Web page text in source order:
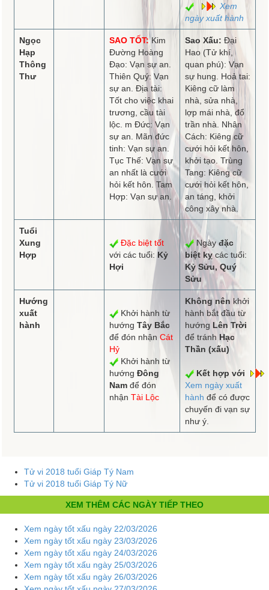
Xem
ngày xuất hành
Ngọc
Hạp
Thông
Thư
SAO TỐT:Kim
Đường Hoàng
Đạo: Vạn sự an.
Thiên Quý: Vạn
sự an. Địa tài:
Tốt cho việc khai
trương, cầu tài
lộc. m Đức: Vạn
sự an. Mãn đức
tinh: Vạn sự an.
Tục Thế: Vạn sự
an nhất là cưới
hỏi kết hôn. Tam
Hợp: Vạn sự an.
Sao Xấu: Đại
Hao (Tử khí,
quan phú): Vạn
sự hung. Hoả tai:
Kiêng cữ làm
nhà, sửa nhà,
lợp mái nhà, đổ
trần nhà. Nhân
Cách: Kiêng cữ
cưới hỏi kết hôn,
khởi tạo. Trùng
Tang: Kiêng cữ
cưới hỏi kết hôn,
an táng, khởi
công xây nhà.
Tuổi
Xung
Hợp
Đặc biệt tốt
với các tuổi:Kỷ
Hợi
Ngàyđặc
biệt kỵcác tuổi:
Kỷ Sửu, Quý
Sửu
Hướng
xuất
hành
Khởi hành từ
hướng Tây Bắc
để đón nhận Cát
Hỷ
Khởi hành từ
hướng Đông
Namđể đón
nhận Tài Lộc
Không nên khởi
hành bắt đầu từ
hướng Lên Trời
để tránh Hạc
Thần (xấu)
Kết hợp với
Xem ngày xuất
hành để có được
chuyến đi vạn sự
như ý.
Tử vi 2018 tuổi Giáp Tý Nam
Tử vi 2018 tuổi Giáp Tý Nữ
XEM THÊM CÁC NGÀY TIẾP THEO
Xem ngày tốt xấu ngày 22/03/2026
Xem ngày tốt xấu ngày 23/03/2026
Xem ngày tốt xấu ngày 24/03/2026
Xem ngày tốt xấu ngày 25/03/2026
Xem ngày tốt xấu ngày 26/03/2026